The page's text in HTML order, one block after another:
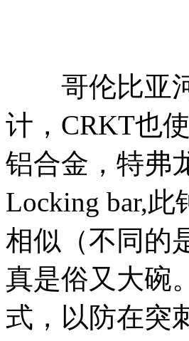
哥伦比亚河
计，CRKT也
铝合金，特弗
Locking bar,此
相似（不同的
真是俗又大碗
式，以防在突